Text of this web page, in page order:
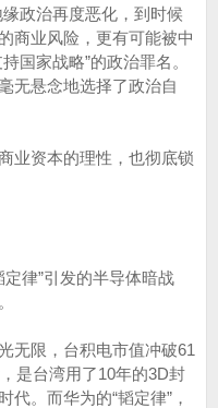
政治再度恶化，到时候
商业风险，更有可能被中
国家战略”的政治罪名。
无悬念地选择了政治自
业资本的理性，也彻底锁
律”引发的半导体暗战
无限，台积电市值冲破61
是台湾用了10年的3D封
。而华为的“韬定律”，